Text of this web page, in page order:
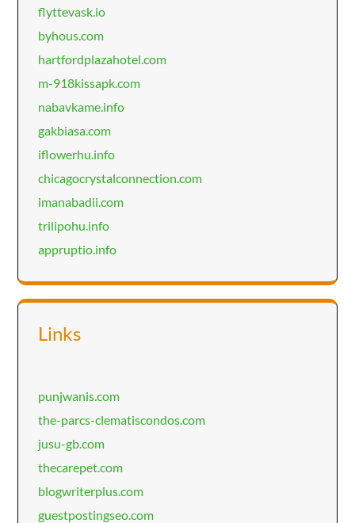
flyttevask.io
byhous.com
hartfordplazahotel.com
m-918kissapk.com
nabavkame.info
gakbiasa.com
iflowerhu.info
chicagocrystalconnection.com
imanabadii.com
trilipohu.info
appruptio.info
Links
punjwanis.com
the-parcs-clematiscondos.com
jusu-gb.com
thecarepet.com
blogwriterplus.com
guestpostingseo.com